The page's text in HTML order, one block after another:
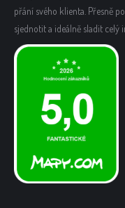
přání svého klienta. Přesně
sjednotit a ideálně sladit celý